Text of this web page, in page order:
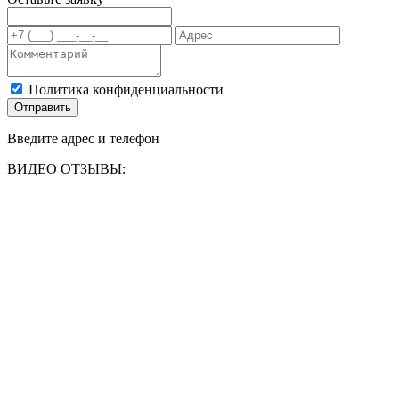
Политика конфиденциальности
Отправить
Введите адрес и телефон
ВИДЕО ОТЗЫВЫ: